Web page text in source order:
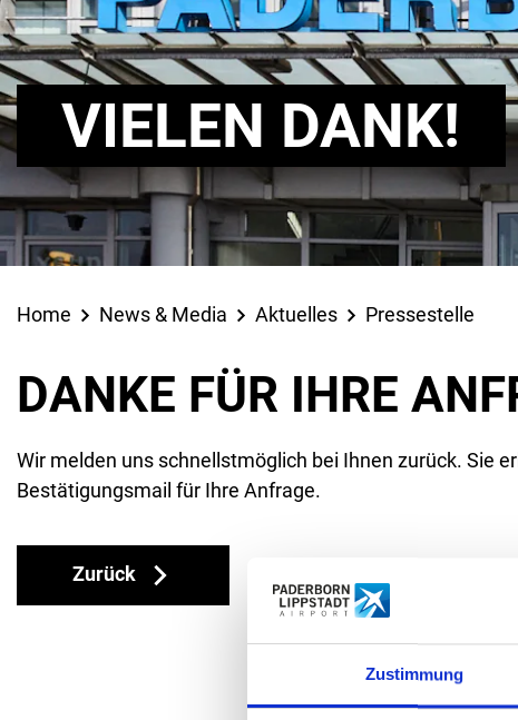
Zustimmung
VIELEN DANK!
Home News & Media Aktuelles Pressestelle
DANKE FÜR IHRE
Wir melden uns schnellstmöglich bei Ihnen zurück. Sie
Bestätigungsmail für Ihre Anfrage.
Zurück